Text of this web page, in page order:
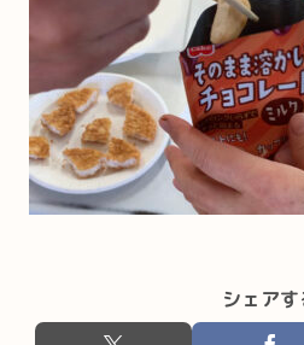
シェアす